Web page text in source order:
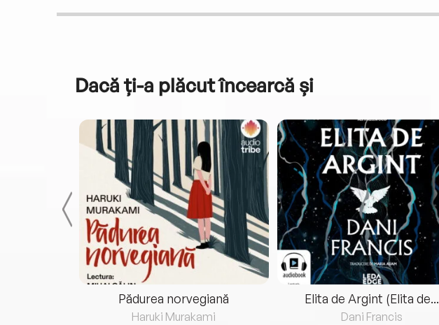
Dacă ți-a plăcut încearcă și
Pădurea norvegiană
Haruki Murakami
Elita de Argint (Elita de...
Dani Francis